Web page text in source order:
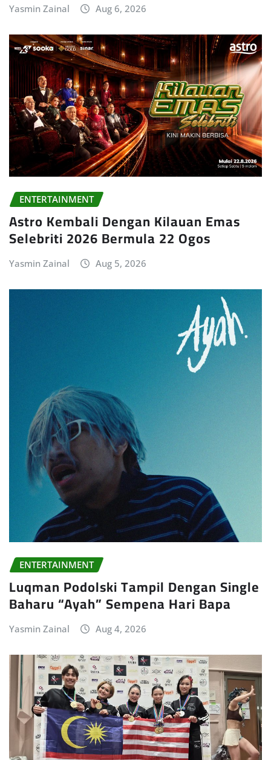
Yasmin Zainal Aug 6, 2026
ENTERTAINMENT
Astro Kembali Dengan Kilauan Emas
Selebriti 2026 Bermula 22 Ogos
Yasmin Zainal Aug 5, 2026
ENTERTAINMENT
Luqman Podolski Tampil Dengan Single
Baharu “Ayah” Sempena Hari Bapa
Yasmin Zainal Aug 4, 2026